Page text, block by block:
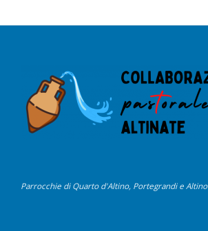
Parrocchie di Quarto d'Altino, Portegrandi e Altino